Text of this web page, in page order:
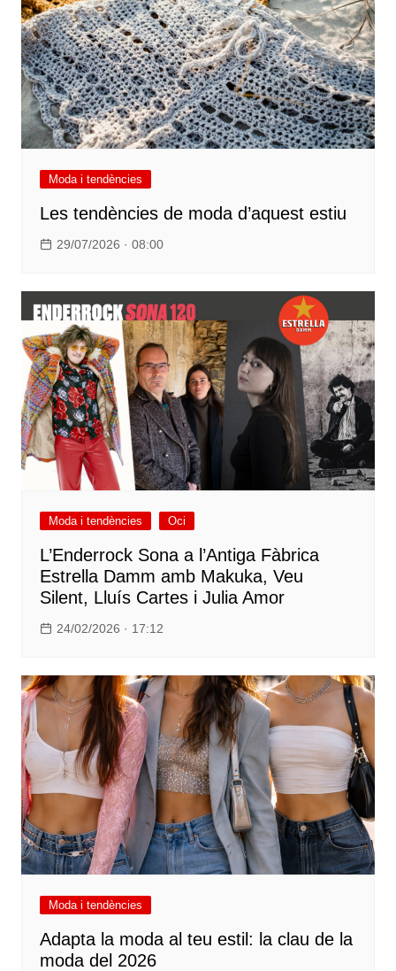
Moda i tendències
Les tendències de moda d’aquest estiu
29/07/2026 · 08:00
Moda i tendències Oci
L’Enderrock Sona a l’Antiga Fàbrica
Estrella Damm amb Makuka, Veu
Silent, Lluís Cartes i Julia Amor
24/02/2026 · 17:12
Moda i tendències
Adapta la moda al teu estil: la clau de la
moda del 2026